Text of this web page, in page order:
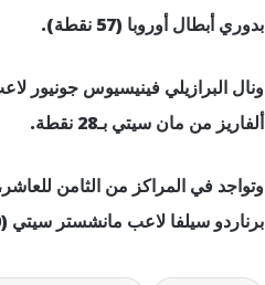
بدوري أبطال أوروبا (57 نقطة).
ألفاريز من مان سيتي بـ28 نقطة.
برناردو سيلفا لاعب مانشستر سيتي (20 نقطة) والكرواتي لوكا مودريتش نجم ريال مدريد (19 نقطة).